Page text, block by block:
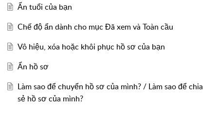
Ẩn tuổi của bạn
Chế độ ẩn dành cho mục Đã xem và Toàn cầu
Vô hiệu, xóa hoặc khôi phục hồ sơ của bạn
Ẩn hồ sơ
Làm sao để chuyển hồ sơ của mình? / Làm sao để chia
sẻ hồ sơ của mình?